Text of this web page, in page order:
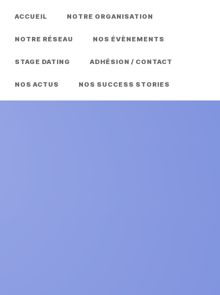
ACCUEIL NOTRE ORGANISATION
NOTRE RÉSEAU NOS ÉVÈNEMENTS
STAGE DATING ADHÉSION / CONTACT
NOS ACTUS NOS SUCCESS STORIES